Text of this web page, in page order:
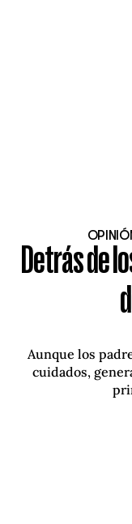
Detrás de
Aunque los
cuidados,